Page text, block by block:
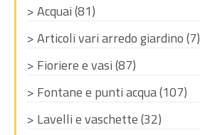
> Acquai (81)
> Articoli vari arredo giardino (7)
> Fioriere e vasi (87)
> Fontane e punti acqua (107)
> Lavelli e vaschette (32)